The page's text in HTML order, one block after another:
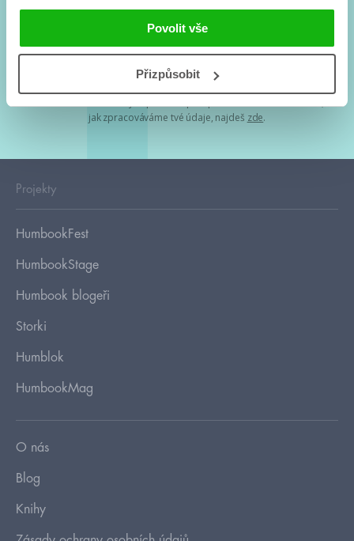
Povolit vše
Přizpůsobit
Souhlasím spodmínkami zpracování osobních údajů
Tvá e-mailová adresa je u nás v bezpečí. Přečti si
jak zpracováváme tvé údaje, najdeš zde.
Projekty
HumbookFest
HumbookStage
Humbook blogeři
Storki
Humblok
HumbookMag
O nás
Blog
Knihy